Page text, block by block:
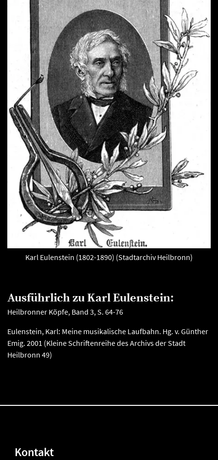
Karl Eulenstein (1802-1890) (Stadtarchiv Heilbronn)
Ausführlich zu Karl Eulenstein:
Heilbronner Köpfe, Band 3, S. 64-76
Eulenstein, Karl: Meine musikalische Laufbahn. Hg. v. Günther
Emig. 2001 (Kleine Schriftenreihe des Archivs der Stadt
Heilbronn 49)
Kontakt